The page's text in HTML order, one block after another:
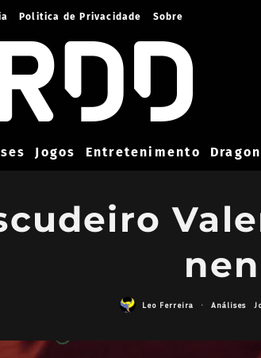
Politica de Privacidade Sobre
Jogos Entretenimento
Leo Ferreira · Análises